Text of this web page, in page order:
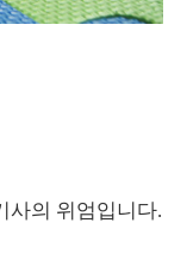
사의 위엄입니다.